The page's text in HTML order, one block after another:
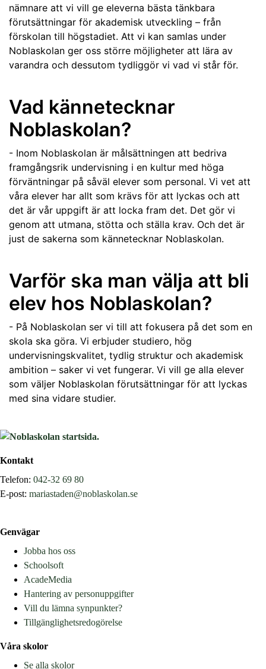
nämnare att vi vill ge eleverna bästa tänkbara
förutsättningar för akademisk utveckling – från
förskolan till högstadiet. Att vi kan samlas under
Noblaskolan ger oss större möjligheter att lära av
varandra och dessutom tydliggör vi vad vi står för.
Vad kännetecknar
Noblaskolan?
- Inom Noblaskolan är målsättningen att bedriva
framgångsrik undervisning i en kultur med höga
förväntningar på såväl elever som personal. Vi vet att
våra elever har allt som krävs för att lyckas och att
det är vår uppgift är att locka fram det. Det gör vi
genom att utmana, stötta och ställa krav. Och det är
just de sakerna som kännetecknar Noblaskolan.
Varför ska man välja att bli
elev hos Noblaskolan?
- På Noblaskolan ser vi till att fokusera på det som en
skola ska göra. Vi erbjuder studiero, hög
undervisningskvalitet, tydlig struktur och akademisk
ambition – saker vi vet fungerar. Vi vill ge alla elever
som väljer Noblaskolan förutsättningar för att lyckas
med sina vidare studier.
Kontakt
Telefon: 042-32 69 80
E-post: mariastaden@noblaskolan.se
Genvägar
Jobba hos oss
Schoolsoft
AcadeMedia
Hantering av personuppgifter
Vill du lämna synpunkter?
Tillgänglighetsredogörelse
Våra skolor
Se alla skolor